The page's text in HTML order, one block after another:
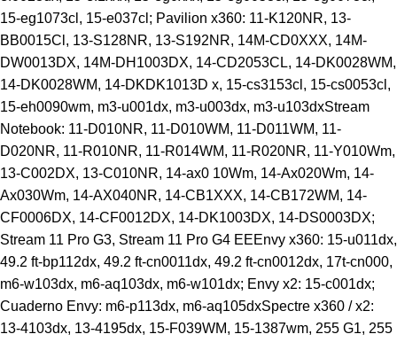
15-eg1073cl, 15-e037cl; Pavilion x360: 11-K120NR, 13-
BB0015Cl, 13-S128NR, 13-S192NR, 14M-CD0XXX, 14M-
DW0013DX, 14M-DH1003DX, 14-CD2053CL, 14-DK0028WM,
14-DK0028WM, 14-DKDK1013D x, 15-cs3153cl, 15-cs0053cl,
15-eh0090wm, m3-u001dx, m3-u003dx, m3-u103dxStream
Notebook: 11-D010NR, 11-D010WM, 11-D011WM, 11-
D020NR, 11-R010NR, 11-R014WM, 11-R020NR, 11-Y010Wm,
13-C002DX, 13-C010NR, 14-ax0 10Wm, 14-Ax020Wm, 14-
Ax030Wm, 14-AX040NR, 14-CB1XXX, 14-CB172WM, 14-
CF0006DX, 14-CF0012DX, 14-DK1003DX, 14-DS0003DX;
Stream 11 Pro G3, Stream 11 Pro G4 EEEnvy x360: 15-u011dx,
49.2 ft-bp112dx, 49.2 ft-cn0011dx, 49.2 ft-cn0012dx, 17t-cn000,
m6-w103dx, m6-aq103dx, m6-w101dx; Envy x2: 15-c001dx;
Cuaderno Envy: m6-p113dx, m6-aq105dxSpectre x360 / x2:
13-4103dx, 13-4195dx, 15-F039WM, 15-1387wm, 255 G1, 255